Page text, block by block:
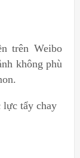
trên Weibo
không phù
lực tẩy chay